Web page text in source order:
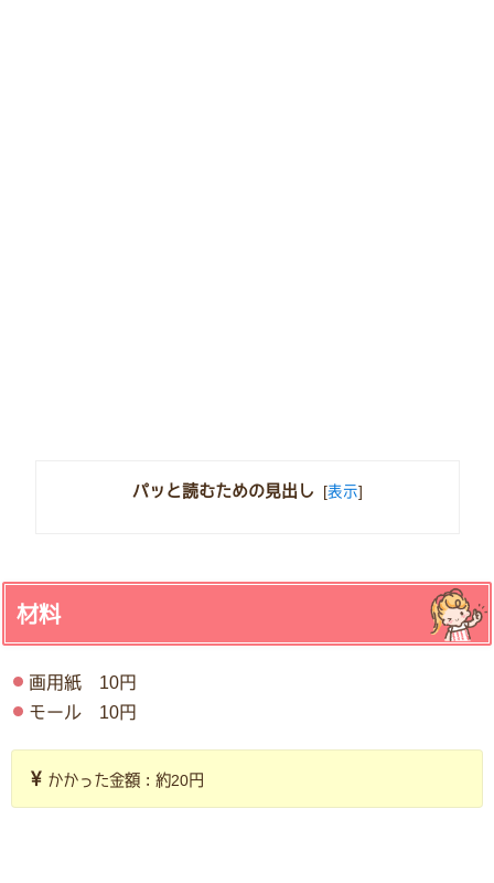
パッと読むための見出し [表示]
材料
画用紙 10円
モール 10円
かかった金額：約20円